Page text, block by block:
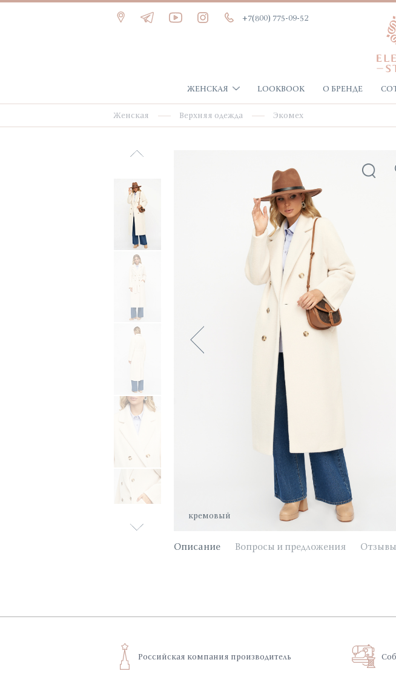
+7(800) 775-09-52
ЖЕНСКАЯ LOOKBOOK О БРЕНДЕ
Женская Верхняя одежда Экомех
кремовый
Описание Вопросы и предложения Отзывы
Российская компания производитель